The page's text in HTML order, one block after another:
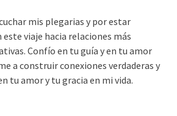
mis plegarias y por estar
viaje hacia relaciones más
Confío en tu guía y en tu amor
a construir conexiones verdaderas y
tu amor y tu gracia en mi vida.